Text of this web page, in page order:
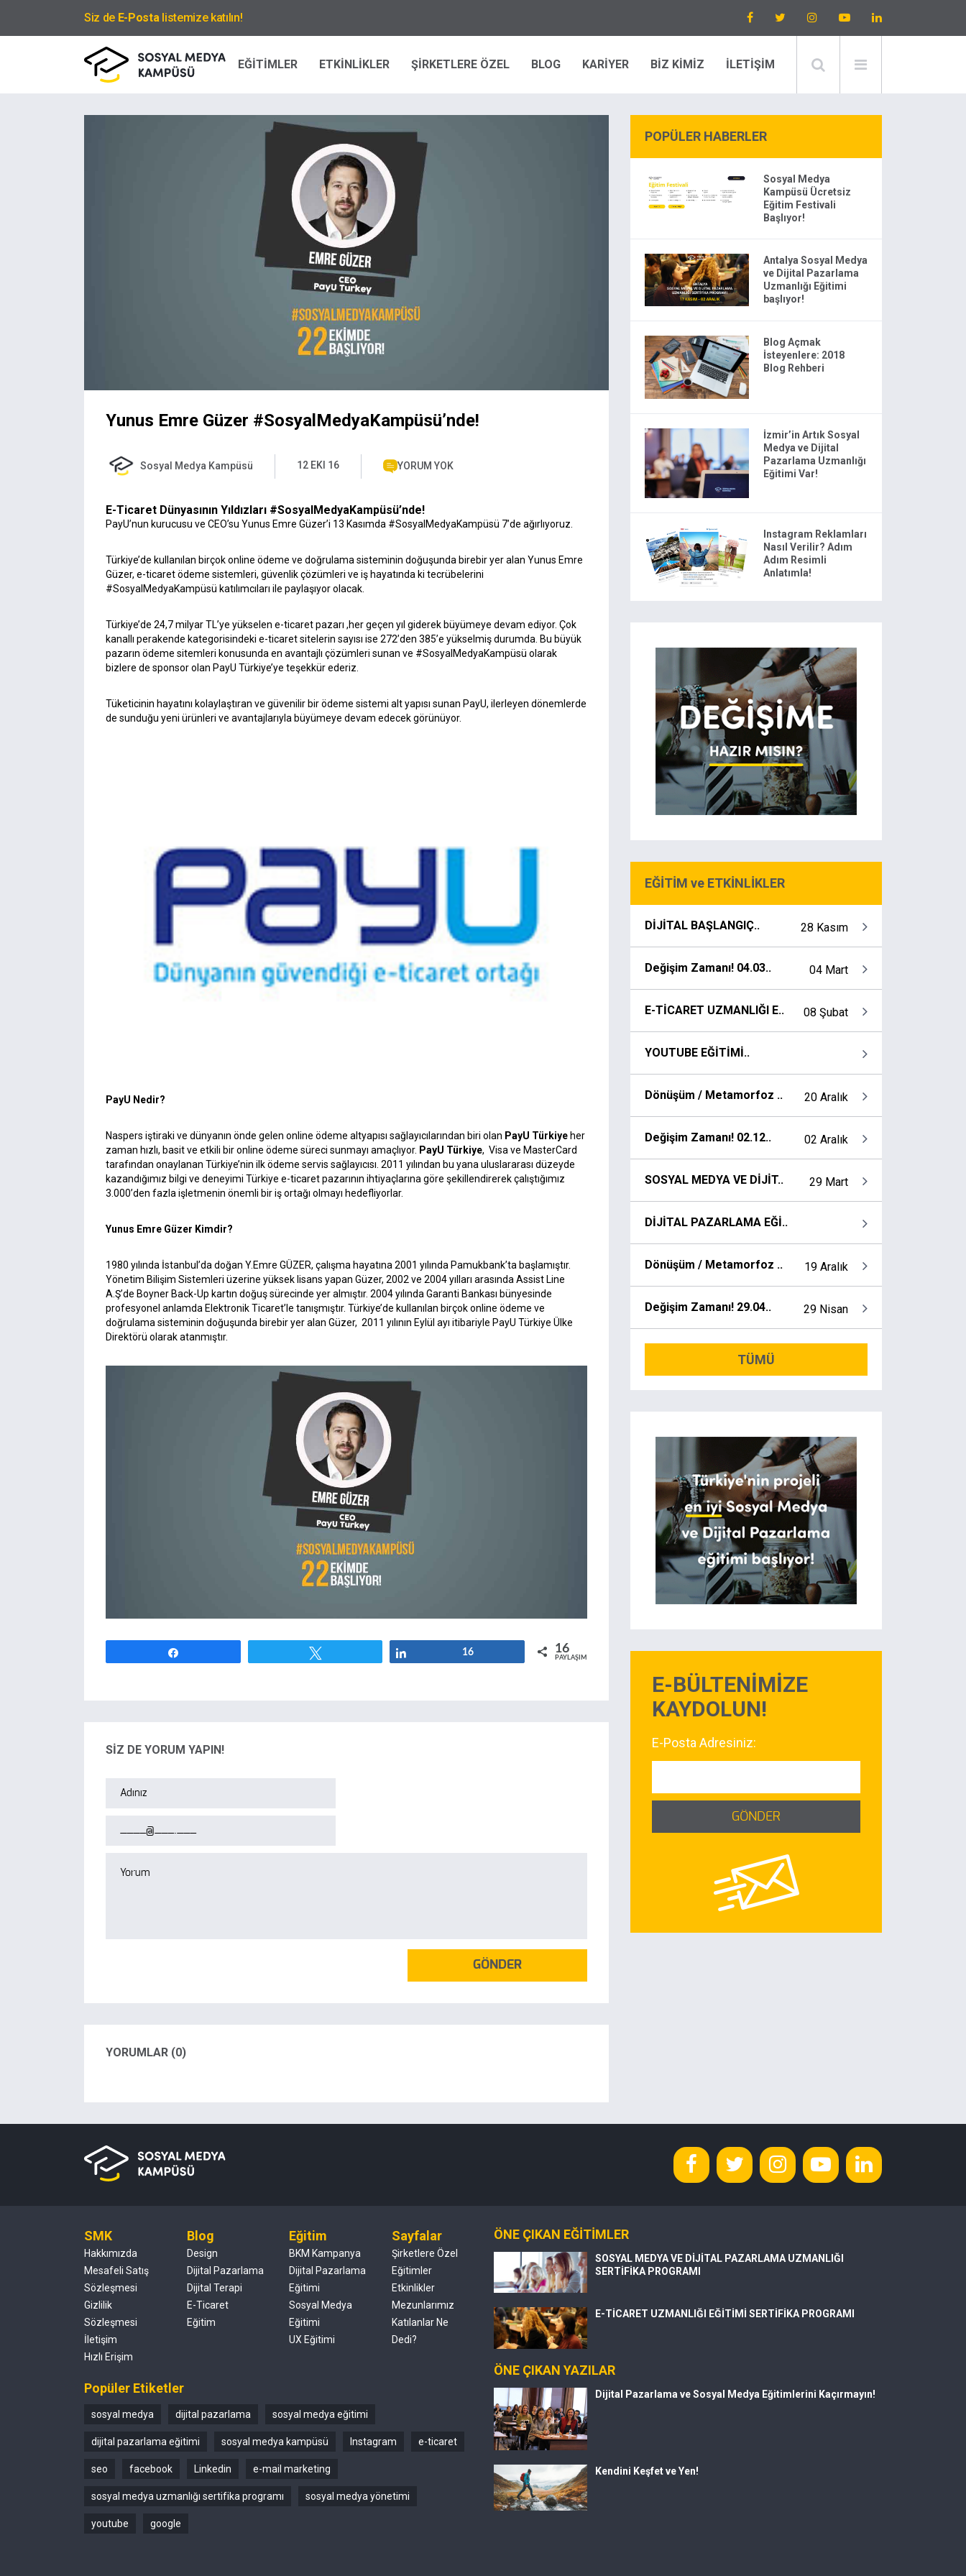
Siz de E-Postalistemize katılın!
EĞİTİMLER ETKİNLİKLER ŞİRKETLERE ÖZEL BLOG KARİYER BİZ KİMİZ İLETİŞİM
Yunus Emre Güzer #SosyalMedyaKampüsü’nde!
Sosyal Medya Kampüsü 12 EKI 16 YORUM YOK
E-Ticaret Dünyasının Yıldızları #SosyalMedyaKampüsü’nde!
PayU’nun kurucusu ve CEO’su Yunus Emre Güzer’i 13 Kasımda #SosyalMedyaKampüsü 7’de ağırlıyoruz.
Türkiye’de kullanılan birçok online ödeme ve doğrulama sisteminin doğuşunda birebir yer alan Yunus Emre
Güzer, e-ticaret ödeme sistemleri, güvenlik çözümleri ve iş hayatında ki tecrübelerini
#SosyalMedyaKampüsü katılımcıları ile paylaşıyor olacak.
Türkiye’de 24,7 milyar TL’ye yükselen e-ticaret pazarı ,her geçen yıl giderek büyümeye devam ediyor. Çok
kanallı perakende kategorisindeki e-ticaret sitelerin sayısı ise 272’den 385’e yükselmiş durumda. Bu büyük
pazarın ödeme sitemleri konusunda en avantajlı çözümleri sunan ve #SosyalMedyaKampüsü olarak
bizlere de sponsor olan PayU Türkiye’ye teşekkür ederiz.
Tüketicinin hayatını kolaylaştıran ve güvenilir bir ödeme sistemi alt yapısı sunan PayU, ilerleyen dönemlerde
de sunduğu yeni ürünleri ve avantajlarıyla büyümeye devam edecek görünüyor.
PayU Nedir?
Naspers iştiraki ve dünyanın önde gelen online ödeme altyapısı sağlayıcılarından biri olan PayU Türkiye her
zaman hızlı, basit ve etkili bir online ödeme süreci sunmayı amaçlıyor. PayU Türkiye, Visa ve MasterCard
tarafından onaylanan Türkiye’nin ilk ödeme servis sağlayıcısı. 2011 yılından bu yana uluslararası düzeyde
kazandığımız bilgi ve deneyimi Türkiye e-ticaret pazarının ihtiyaçlarına göre şekillendirerek çalıştığımız
3.000’den fazla işletmenin önemli bir iş ortağı olmayı hedefliyorlar.
Yunus Emre Güzer Kimdir?
1980 yılında İstanbul’da doğan Y.Emre GÜZER, çalışma hayatına 2001 yılında Pamukbank’ta başlamıştır.
Yönetim Bilişim Sistemleri üzerine yüksek lisans yapan Güzer, 2002 ve 2004 yılları arasında Assist Line
A.Ş’de Boyner Back-Up kartın doğuş sürecinde yer almıştır. 2004 yılında Garanti Bankası bünyesinde
profesyonel anlamda Elektronik Ticaret’le tanışmıştır. Türkiye’de kullanılan birçok online ödeme ve
doğrulama sisteminin doğuşunda birebir yer alan Güzer, 2011 yılının Eylül ayı itibariyle PayU Türkiye Ülke
Direktörü olarak atanmıştır.
16 16
PAYLAŞIMLAR
SİZ DE YORUM YAPIN!
GÖNDER
YORUMLAR (0)
POPÜLER HABERLER
Sosyal Medya
Kampüsü Ücretsiz
Eğitim Festivali
Başlıyor!
Antalya Sosyal Medya
ve Dijital Pazarlama
Uzmanlığı Eğitimi
başlıyor!
Blog Açmak
İsteyenlere: 2018
Blog Rehberi
İzmir’in Artık Sosyal
Medya ve Dijital
Pazarlama Uzmanlığı
Eğitimi Var!
Instagram Reklamları
Nasıl Verilir? Adım
Adım Resimli
Anlatımla!
EĞİTİM ve ETKİNLİKLER
DİJİTAL BAŞLANGIÇ.. 28 Kasım
Değişim Zamanı! 04.03.. 04 Mart
E-TİCARET UZMANLIĞI E.. 08 Şubat
YOUTUBE EĞİTİMİ..
Dönüşüm / Metamorfoz .. 20 Aralık
Değişim Zamanı! 02.12.. 02 Aralık
SOSYAL MEDYA VE DİJİT.. 29 Mart
DİJİTAL PAZARLAMA EĞİ..
Dönüşüm / Metamorfoz .. 19 Aralık
Değişim Zamanı! 29.04.. 29 Nisan
TÜMÜ
E-BÜLTENİMİZE
KAYDOLUN!
E-Posta Adresiniz:
GÖNDER
SMK
Hakkımızda
Mesafeli Satış
Sözleşmesi
Gizlilik
Sözleşmesi
İletişim
Hızlı Erişim
Blog
Design
Dijital Pazarlama
Dijital Terapi
E-Ticaret
Eğitim
Eğitim
BKM Kampanya
Dijital Pazarlama
Eğitimi
Sosyal Medya
Eğitimi
UX Eğitimi
Sayfalar
Şirketlere Özel
Eğitimler
Etkinlikler
Mezunlarımız
Katılanlar Ne
Dedi?
Popüler Etiketler
sosyal medya dijital pazarlama sosyal medya eğitimi
dijital pazarlama eğitimi sosyal medya kampüsü Instagram e-ticaret
seo facebook Linkedin e-mail marketing
sosyal medya uzmanlığı sertifika programı sosyal medya yönetimi
youtube google
ÖNE ÇIKAN EĞİTİMLER
SOSYAL MEDYA VE DİJİTAL PAZARLAMA UZMANLIĞI
SERTİFİKA PROGRAMI
E-TİCARET UZMANLIĞI EĞİTİMİ SERTİFİKA PROGRAMI
ÖNE ÇIKAN YAZILAR
Dijital Pazarlama ve Sosyal Medya Eğitimlerini Kaçırmayın!
Kendini Keşfet ve Yen!